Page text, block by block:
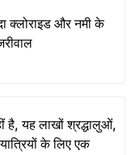
क्लोराइड और नमी के
है, यह लाखों श्रद्धालुओं,
यात्रियों के लिए एक